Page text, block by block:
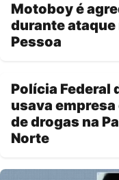
Motoboy é
durante ataque
Pessoa
Polícia Federal
usava
de drogas na
Norte